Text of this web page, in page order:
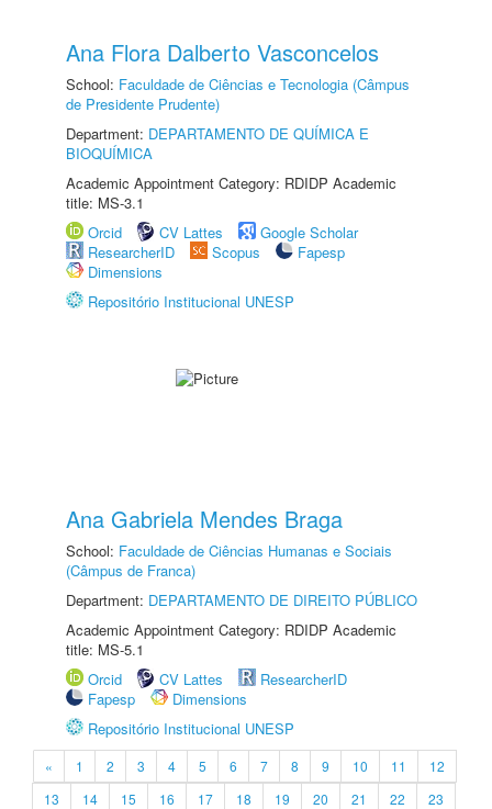
Ana Flora Dalberto Vasconcelos
School: Faculdade de Ciências e Tecnologia (Câmpus
de Presidente Prudente)
Department: DEPARTAMENTO DE QUÍMICA E
BIOQUÍMICA
Academic Appointment Category: RDIDP Academic
title: MS-3.1
Orcid
CV Lattes
Google Scholar
ResearcherID
Scopus
Fapesp
Dimensions
Repositório Institucional UNESP
Ana Gabriela Mendes Braga
School: Faculdade de Ciências Humanas e Sociais
(Câmpus de Franca)
Department: DEPARTAMENTO DE DIREITO PÚBLICO
Academic Appointment Category: RDIDP Academic
title: MS-5.1
Orcid
CV Lattes
ResearcherID
Fapesp
Dimensions
Repositório Institucional UNESP
« 1 2 3 4 5 6 7 8 9 10 11
12
13
14 15 16 17 18 19 20 21 22
23